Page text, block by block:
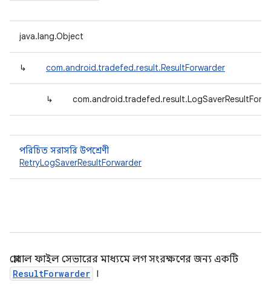
java.lang.Object
↳ com.android.tradefed.result.ResultForwarder
↳
পরিচিত সরাসরি উপশ্রেণী
RetryLogSaverResultForwarder
গ্লোবাল ফাইল সেভারের মাধ্যমে লগ সংরক্ষণের জন্য একটি
ResultForwarder ।